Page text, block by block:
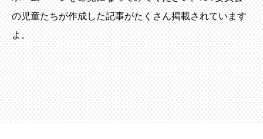
の児童たちが作成した記事がたくさん掲載されています
よ。